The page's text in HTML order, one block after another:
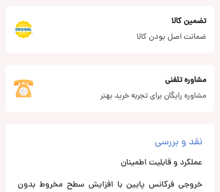
تضمین کالا
ضمانت اصل بودن کالا
مشاوره تلفنی
مشاوره رایگان برای تجربه خرید بهتر
نقد و بررسی
عملکرد و قابلیت اطمینان
خروجی فرکانس پایین با افزایش سطح مخروط بدون